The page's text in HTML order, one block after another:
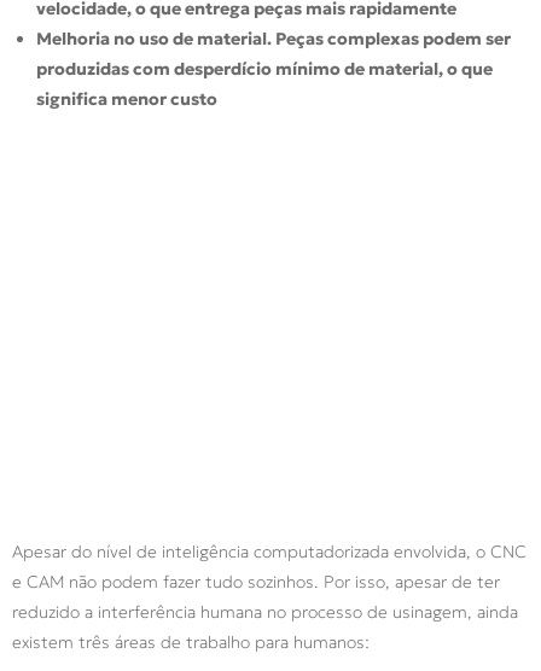
velocidade, o que entrega peças mais rapidamente
Melhoria no uso de material. Peças complexas podem ser
produzidas com desperdício mínimo de material, o que
significa menor custo
Apesar do nível de inteligência computadorizada envolvida, o CNC
e CAM não podem fazer tudo sozinhos. Por isso, apesar de ter
reduzido a interferência humana no processo de usinagem, ainda
existem três áreas de trabalho para humanos: